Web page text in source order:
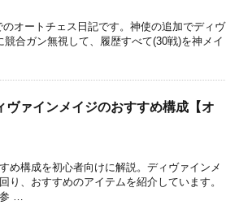
オートチェス日記です。神使の追加でディヴ
合ガン無視して、履歴すべて(30戦)を神メイ
ヴァインメイジのおすすめ構成【オ
め構成を初心者向けに解説。ディヴァインメ
り、おすすめのアイテムを紹介しています。
参 …